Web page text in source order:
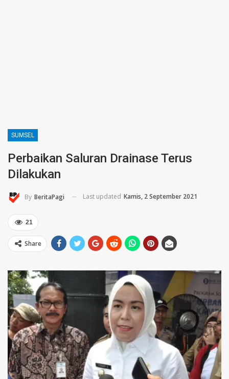
SUMSEL
Perbaikan Saluran Drainase Terus
Dilakukan
By BeritaPagi Last updated Kamis, 2 September 2021
21
Share